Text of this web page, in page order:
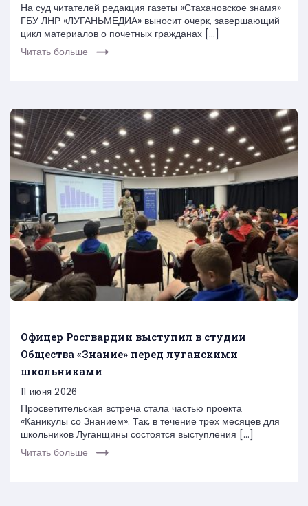
На суд читателей редакция газеты «Стахановское знамя»
ГБУ ЛНР «ЛУГАНЬМЕДИА» выносит очерк, завершающий
цикл материалов о почетных гражданах […]
Читать больше
Офицер Росгвардии выступил в студии
Общества «Знание» перед луганскими
школьниками
11 июня 2026
Просветительская встреча стала частью проекта
«Каникулы со Знанием». Так, в течение трех месяцев для
школьников Луганщины состоятся выступления […]
Читать больше